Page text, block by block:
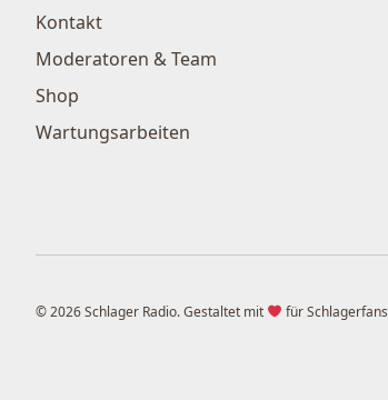
Kontakt
Moderatoren & Team
Shop
Wartungsarbeiten
© 2026 Schlager Radio. Gestaltet mit für Schlagerfans